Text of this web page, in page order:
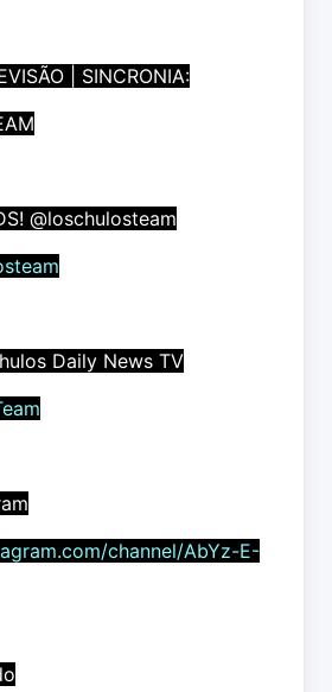
| SINCRONIA:
@loschulosteam
Daily News TV
channel/AbYz-E-